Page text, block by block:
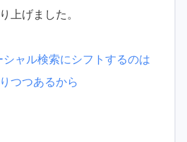
上げました。
シャル検索にシフトするのは
つつあるから